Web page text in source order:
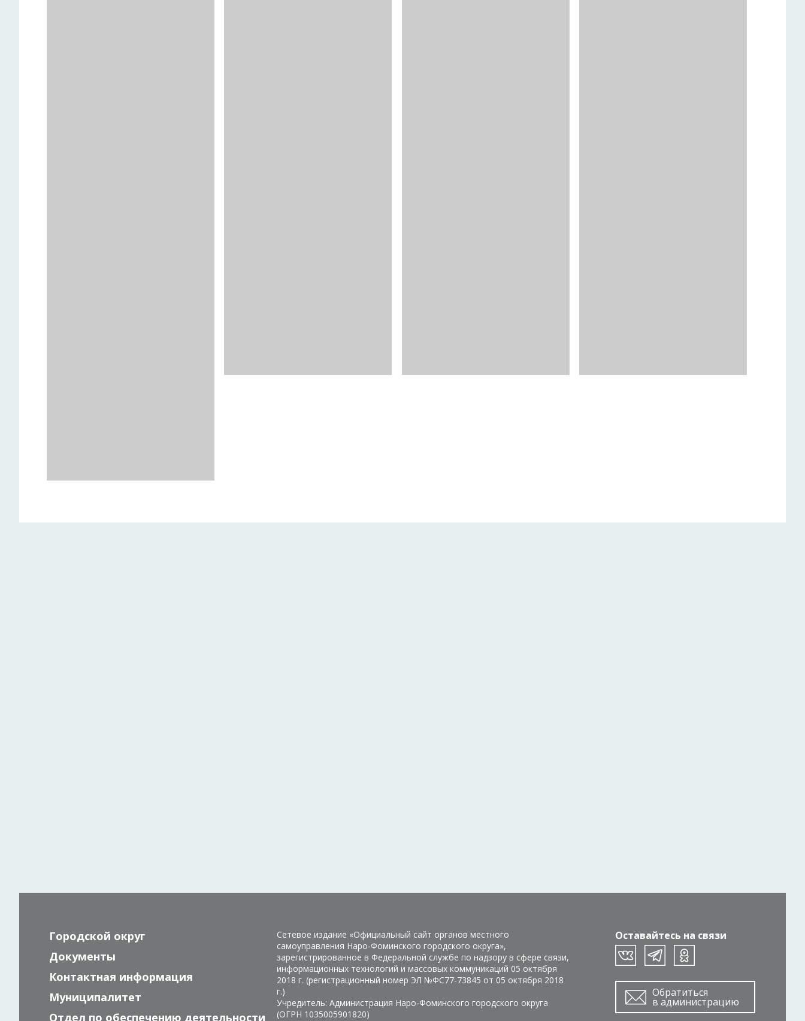
Оставайтесь на связи
Обратиться
в администрацию
Городской округ
Документы
Контактная информация
Муниципалитет
Отдел по обеспечению деятельности
Сетевое издание «Официальный сайт органов местного
самоуправления Наро-Фоминского городского округа»,
зарегистрированное в Федеральной службе по надзору в сфере связи,
информационных технологий и массовых коммуникаций 05 октября
2018 г. (регистрационный номер ЭЛ №ФС77-73845 от 05 октября 2018
г.)
Учредитель: Администрация Наро-Фоминского городского округа
(ОГРН 1035005901820)